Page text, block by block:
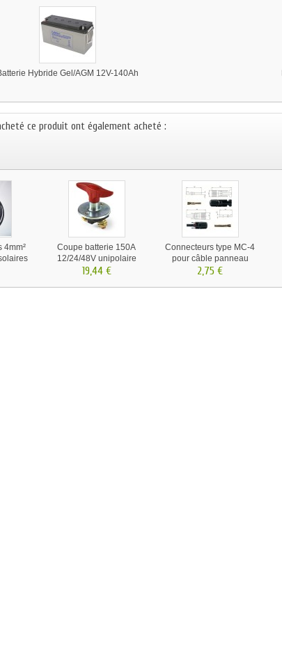
Hybride Gel/AGM 12V-140Ah
ce produit ont également acheté :
4mm²
Coupe batterie 150A
12/24/48V unipolaire
19,44 €
Connecteurs type MC-4
pour câble panneau
solaire .
2,75 €